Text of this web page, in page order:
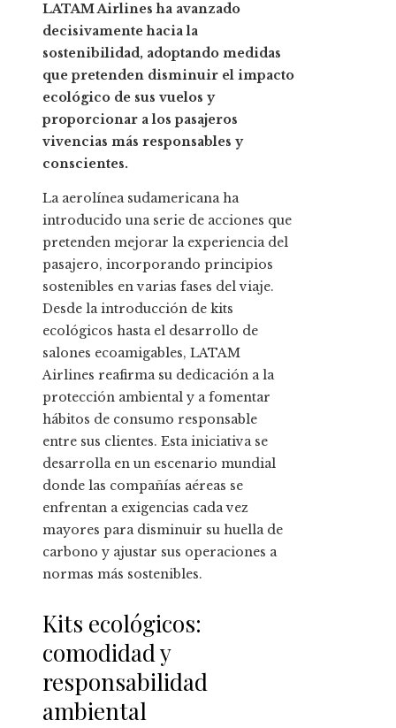
LATAM Airlines ha avanzado
decisivamente hacia la
sostenibilidad, adoptando medidas
que pretenden disminuir el impacto
ecológico de sus vuelos y
proporcionar a los pasajeros
vivencias más responsables y
conscientes.
La aerolínea sudamericana ha
introducido una serie de acciones que
pretenden mejorar la experiencia del
pasajero, incorporando principios
sostenibles en varias fases del viaje.
Desde la introducción de kits
ecológicos hasta el desarrollo de
salones ecoamigables, LATAM
Airlines reafirma su dedicación a la
protección ambiental y a fomentar
hábitos de consumo responsable
entre sus clientes. Esta iniciativa se
desarrolla en un escenario mundial
donde las compañías aéreas se
enfrentan a exigencias cada vez
mayores para disminuir su huella de
carbono y ajustar sus operaciones a
normas más sostenibles.
Kits ecológicos:
comodidad y
responsabilidad
ambiental